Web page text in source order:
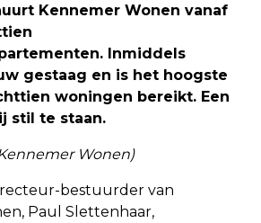
Kennemer Wonen vanaf
Inmiddels
gestaag en is het hoogste
woningen bereikt. Een
stil te staan.
Wonen)
bestuurder van
Paul Slettenhaar,